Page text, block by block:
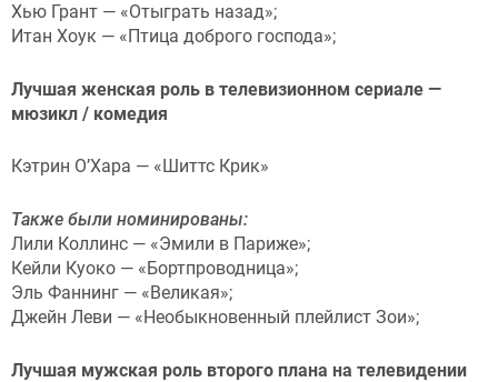
Хью Грант — «Отыграть назад»;
Итан Хоук — «Птица доброго господа»;
Лучшая женская роль в телевизионном сериале —
мюзикл / комедия
Кэтрин О’Хара — «Шиттс Крик»
Также были номинированы:
Лили Коллинс — «Эмили в Париже»;
Кейли Куоко — «Бортпроводница»;
Эль Фаннинг — «Великая»;
Джейн Леви — «Необыкновенный плейлист Зои»;
Лучшая мужская роль второго плана на телевидении